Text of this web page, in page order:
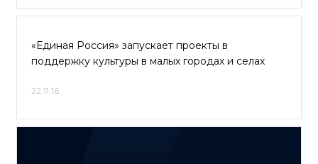
«Единая Россия» запускает проекты в
поддержку культуры в малых городах и селах
22.11.16